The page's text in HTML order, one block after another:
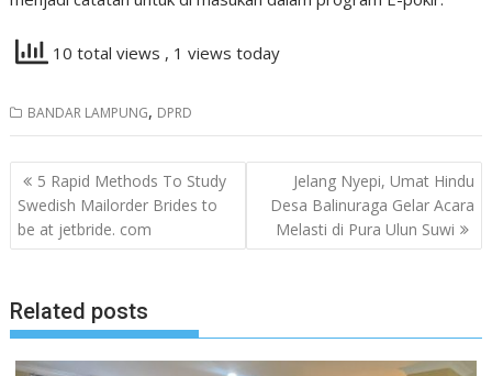
10 total views , 1 views today
BANDAR LAMPUNG, DPRD
Navigasi
pos
5 Rapid Methods To Study
Swedish Mailorder Brides to
be at jetbride. com
Jelang Nyepi, Umat Hindu
Desa Balinuraga Gelar Acara
Melasti di Pura Ulun Suwi
Related posts